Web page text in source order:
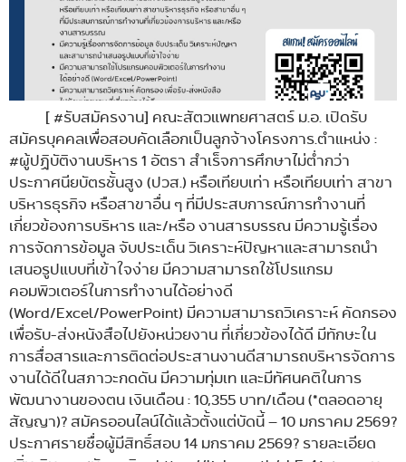
[ #รับสมัครงาน] คณะสัตวแพทยศาสตร์ ม.อ. เปิดรับ
สมัครบุคคลเพื่อสอบคัดเลือกเป็นลูกจ้างโครงการ.ตำแหน่ง :
#ผู้ปฏิบัติงานบริหาร 1 อัตรา สำเร็จการศึกษาไม่ต่ำกว่า
ประกาศนียบัตรชั้นสูง (ปวส.) หรือเทียบเท่า หรือเทียบเท่า สาขา
บริหารธุรกิจ หรือสาขาอื่น ๆ ที่มีประสบการณ์การทำงานที่
เกี่ยวข้องการบริหาร และ/หรือ งานสารบรรณ มีความรู้เรื่อง
การจัดการข้อมูล จับประเด็น วิเคราะห์ปัญหาและสามารถนำ
เสนอรูปแบบที่เข้าใจง่าย มีความสามารถใช้โปรแกรม
คอมพิวเตอร์ในการทำงานได้อย่างดี
(Word/Excel/PowerPoint) มีความสามารถวิเคราะห์ คัดกรอง
เพื่อรับ-ส่งหนังสือไปยังหน่วยงาน ที่เกี่ยวข้องได้ดี มีทักษะใน
การสื่อสารและการติดต่อประสานงานดีสามารถบริหารจัดการ
งานได้ดีในสภาวะกดดัน มีความทุ่มเท และมีทัศนคติในการ
พัฒนางานของตน เงินเดือน : 10,355 บาท/เดือน (*ตลอดอายุ
สัญญา)? สมัครออนไลน์ได้แล้วตั้งแต่บัดนี้ – 10 มกราคม 2569?
ประกาศรายชื่อผู้มีสิทธิ์สอบ 14 มกราคม 2569? รายละเอียด